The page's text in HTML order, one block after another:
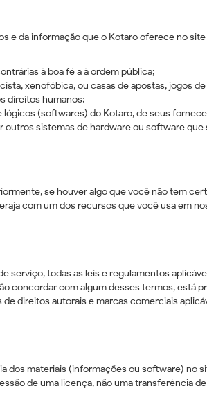
e da informação que o Kotaro oferece no
à boa fé a à ordem pública;
xenofóbica, ou casas de apostas, jogos
direitos humanos;
(softwares) do Kotaro, de seus
sistemas de hardware ou software que
se houver algo que você não tem
com um dos recursos que você usa em
serviço, todas as leis e regulamentos
concordar com algum desses termos, está
direitos autorais e marcas comerciais
dos materiais (informações ou software) no
de uma licença, não uma transferência